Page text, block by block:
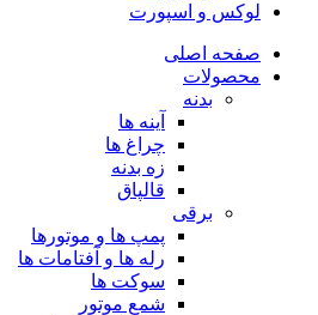
لوکس و اسپورت
صفحه اصلی
محصولات
بدنه
آینه ها
چراغ ها
زه بدنه
قالپاق
برقی
پمپ ها و موتورها
رله ها و آفتامات ها
سوکت ها
شمع موتور